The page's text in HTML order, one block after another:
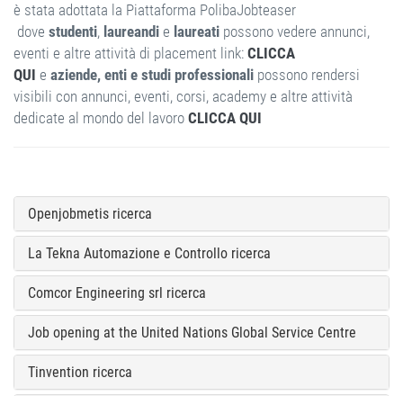
è stata adottata la Piattaforma PolibaJobteaser
dove studenti, laureandi e laureati possono vedere annunci,
eventi e altre attività di placement link: CLICCA
QUI e aziende, enti e studi professionali possono rendersi
visibili con annunci, eventi, corsi, academy e altre attività
dedicate al mondo del lavoro CLICCA QUI
Openjobmetis ricerca
La Tekna Automazione e Controllo ricerca
Comcor Engineering srl ricerca
Job opening at the United Nations Global Service Centre
Tinvention ricerca